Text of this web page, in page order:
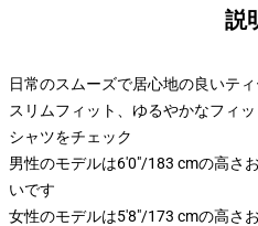
説
日常のスムーズで居心地の良いテ
スリムフィット、ゆるやかなフィ
シャツをチェック
男性のモデルは6'0"/183 cmの高さ
いです
女性のモデルは5'8"/173 cmの高さ